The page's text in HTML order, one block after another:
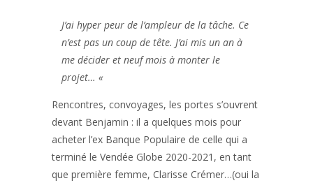
J’ai hyper peur de l’ampleur de la tâche. Ce
n’est pas un coup de tête. J’ai mis un an à
me décider et neuf mois à monter le
projet… «
Rencontres, convoyages, les portes s’ouvrent
devant Benjamin : il a quelques mois pour
acheter l’ex Banque Populaire de celle qui a
terminé le Vendée Globe 2020-2021, en tant
que première femme, Clarisse Crémer…(oui la